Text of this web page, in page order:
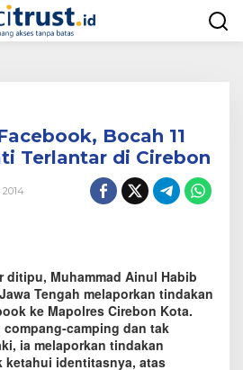
Bocah 11
Terlantar di Cirebon
ditipu, Muhammad Ainul Habib
Tengah melaporkan tindakan
ke Mapolres Cirebon Kota.
camping dan tak
ia melaporkan tindakan
ketahui identitasnya, atas